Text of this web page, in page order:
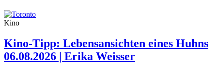
Kino
Kino-Tipp: Lebensansichten eines Huhns
06.08.2026 | Erika Weisser